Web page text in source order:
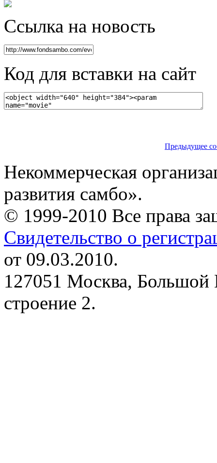
Ссылка на новость
Код для вставки на сайт
Предыдущее
Некоммерческая
развития самбо».
© 1999-2010 Все права
Свидетельство о
от 09.03.2010.
127051 Москва, Большой
строение 2.